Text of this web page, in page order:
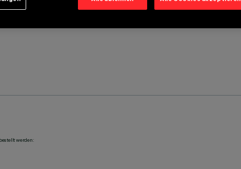
werden: